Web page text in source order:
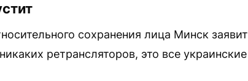
сохранения лица Минск заявит
ретрансляторов, это все украинские